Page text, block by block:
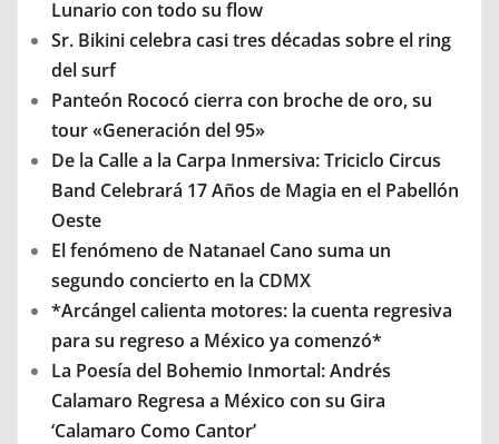
Lunario con todo su flow
Sr. Bikini celebra casi tres décadas sobre el ring
del surf
Panteón Rococó cierra con broche de oro, su
tour «Generación del 95»
De la Calle a la Carpa Inmersiva: Triciclo Circus
Band Celebrará 17 Años de Magia en el Pabellón
Oeste
El fenómeno de Natanael Cano suma un
segundo concierto en la CDMX
*Arcángel calienta motores: la cuenta regresiva
para su regreso a México ya comenzó*
La Poesía del Bohemio Inmortal: Andrés
Calamaro Regresa a México con su Gira
‘Calamaro Como Cantor’